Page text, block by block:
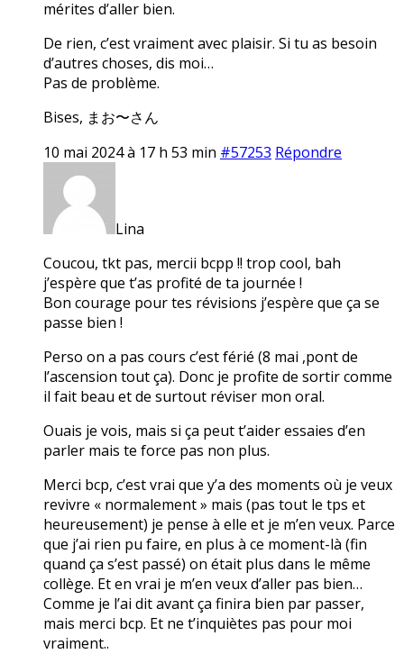
mérites d’aller bien.
De rien, c’est vraiment avec plaisir. Si tu as besoin
d’autres choses, dis moi…
Pas de problème.
Bises, まお〜さん
10 mai 2024 à 17 h 53 min #57253 Répondre
Lina
Coucou, tkt pas, mercii bcpp !! trop cool, bah
j’espère que t’as profité de ta journée !
Bon courage pour tes révisions j’espère que ça se
passe bien !
Perso on a pas cours c’est férié (8 mai ,pont de
l’ascension tout ça). Donc je profite de sortir comme
il fait beau et de surtout réviser mon oral.
Ouais je vois, mais si ça peut t’aider essaies d’en
parler mais te force pas non plus.
Merci bcp, c’est vrai que y’a des moments où je veux
revivre « normalement » mais (pas tout le tps et
heureusement) je pense à elle et je m’en veux. Parce
que j’ai rien pu faire, en plus à ce moment-là (fin
quand ça s’est passé) on était plus dans le même
collège. Et en vrai je m’en veux d’aller pas bien…
Comme je l’ai dit avant ça finira bien par passer,
mais merci bcp. Et ne t’inquiètes pas pour moi
vraiment..